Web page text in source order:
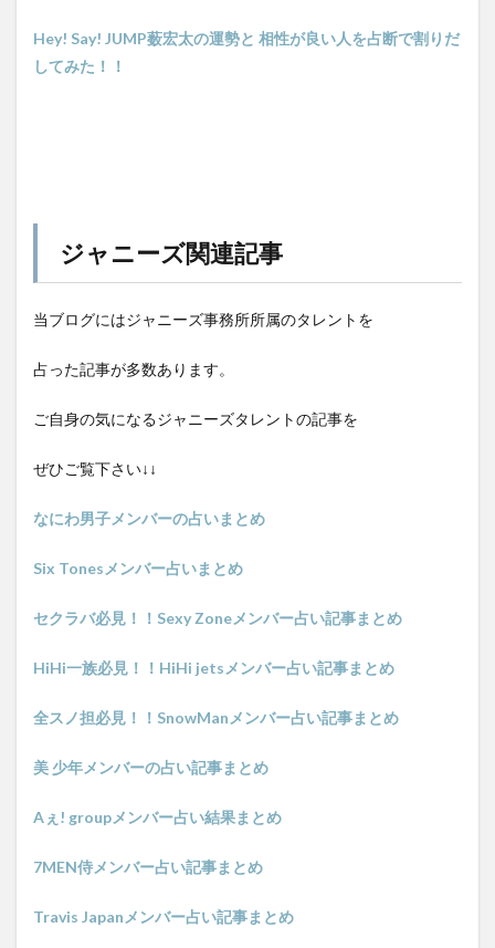
Hey! Say! JUMP薮宏太の運勢と 相性が良い人を占断で割りだ
してみた！！
ジャニーズ関連記事
当ブログにはジャニーズ事務所所属のタレントを
占った記事が多数あります。
ご自身の気になるジャニーズタレントの記事を
ぜひご覧下さい↓↓
なにわ男子メンバーの占いまとめ
Six Tonesメンバー占いまとめ
セクラバ必見！！Sexy Zoneメンバー占い記事まとめ
HiHi一族必見！！HiHi jetsメンバー占い記事まとめ
全スノ担必見！！SnowManメンバー占い記事まとめ
美 少年メンバーの占い記事まとめ
Aぇ! groupメンバー占い結果まとめ
7MEN侍メンバー占い記事まとめ
Travis Japanメンバー占い記事まとめ